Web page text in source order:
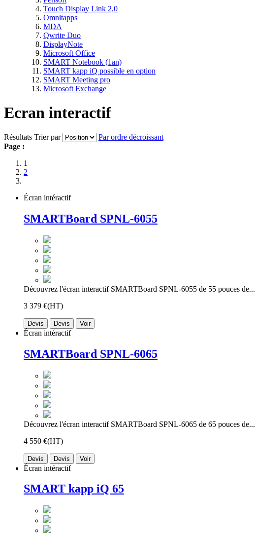
Touch Display Link 2,0
Omnitapps
MDA
Qwrite Duo
DisplayNote
Microsoft Office
SMART Notebook (1an)
SMART kapp iQ possible en option
SMART Meeting pro
Microsoft Exchange
Ecran interactif
Résultats Trier par
Par ordre décroissant
Page :
1
2
Écran intéractif
SMARTBoard SPNL-6055
Découvrez l'écran interactif SMARTBoard SPNL-6055 de 55 pouces de...
3 379 €(HT)
Devis Devis Voir
Écran intéractif
SMARTBoard SPNL-6065
Découvrez l'écran interactif SMARTBoard SPNL-6065 de 65 pouces de...
4 550 €(HT)
Devis Devis Voir
Écran intéractif
SMART kapp iQ 65